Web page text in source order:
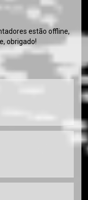
estão offline,
obrigado!